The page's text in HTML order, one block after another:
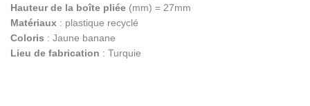
Hauteur de la boîte pliée (mm) = 27mm
Matériaux : plastique recyclé
Coloris : Jaune banane
Lieu de fabrication : Turquie